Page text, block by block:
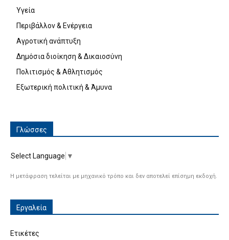
Υγεία
Περιβάλλον & Ενέργεια
Αγροτική ανάπτυξη
Δημόσια διοίκηση & Δικαιοσύνη
Πολιτισμός & Αθλητισμός
Εξωτερική πολιτική & Άμυνα
Γλώσσες
Select Language ▼
Η μετάφραση τελείται με μηχανικό τρόπο και δεν αποτελεί επίσημη εκδοχή.
Εργαλεία
Ετικέτες